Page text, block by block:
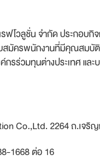
ฟโวลูชั่น จำกัด ประกอบกิ
มัครพนักงานที่มีคุณสมบัติ
กรร่วมทุนต่างประเทศ แ
Co.,Ltd. 2264 ถ.เจริ
1668 ต่อ 16